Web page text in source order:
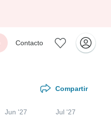
Contacto
Compartir
Jun '27 Jul '27